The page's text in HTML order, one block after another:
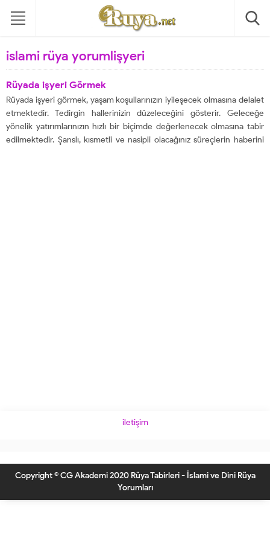
islami rüya yorumlişyeri
Rüyada işyeri Görmek
Rüyada işyeri görmek, yaşam koşullarınızın iyileşecek olmasına delalet
etmektedir. Tedirgin hallerinizin düzeleceğini gösterir. Geleceğe
yönelik yatırımlarınızın hızlı bir biçimde değerlenecek olmasına tabir
edilmektedir. Şanslı, kısmetli ve nasipli olacağınız süreçlerin haberini
iletişim
Copyright © CG Akademi 2020 Rüya Tabirleri - İslami ve Dini Rüya
Yorumları